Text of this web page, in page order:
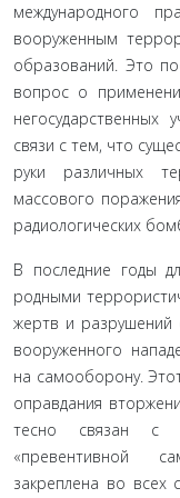
международного
вооруженным
образований. Это
вопрос о
негосударственных
связи с тем, что
руки различных
массового
радиологических
В последние годы
родными
жертв и разрушений
вооруженного
на самооборону.
оправдания
тесно связан с
«превентив­ной
закреплена во всех